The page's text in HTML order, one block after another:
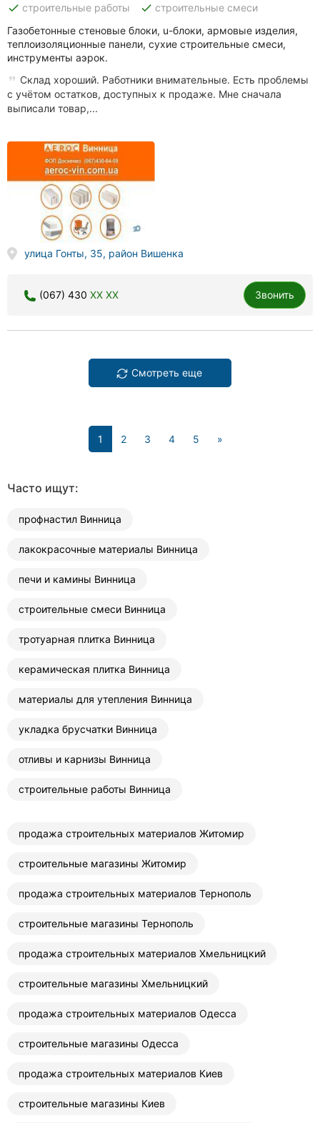
done строительные работы done строительные смеси
Газобетонные стеновые блоки, u-блоки, армовые изделия,
теплоизоляционные панели, сухие строительные смеси,
инструменты аэрок.
Склад хороший. Работники внимательные. Есть проблемы
с учётом остатков, доступных к продаже. Мне сначала
выписали товар,...
улица Гонты, 35, район Вишенка
(067) 430 XX XX Звонить
Смотреть еще
1 (current)
2 3 4 5 »
Часто ищут:
профнастил Винница
лакокрасочные материалы Винница
печи и камины Винница
строительные смеси Винница
тротуарная плитка Винница
керамическая плитка Винница
материалы для утепления Винница
укладка брусчатки Винница
отливы и карнизы Винница
строительные работы Винница
продажа строительных материалов Житомир
строительные магазины Житомир
продажа строительных материалов Тернополь
строительные магазины Тернополь
продажа строительных материалов Хмельницкий
строительные магазины Хмельницкий
продажа строительных материалов Одесса
строительные магазины Одесса
продажа строительных материалов Киев
строительные магазины Киев